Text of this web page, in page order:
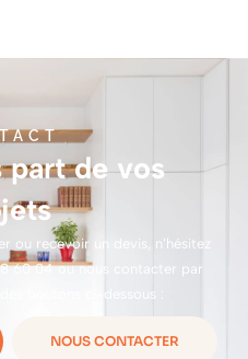
part de vos
ou recevoir un devis, n’hésitez
60 04 ou nous contacter par
boutons ci-dessous :
NOUS CONTACTER